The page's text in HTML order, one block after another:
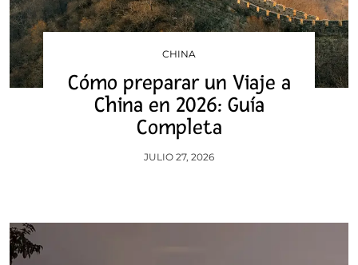
CHINA
Cómo preparar un Viaje a
China en 2026: Guía
Completa
JULIO 27, 2026